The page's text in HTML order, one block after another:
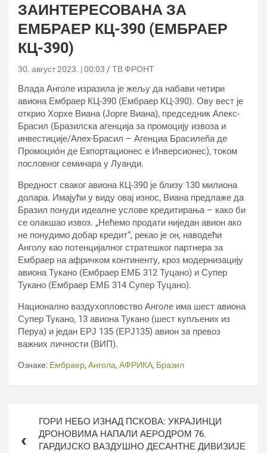
ЗАИНТЕРЕСОВАНА ЗА
ЕМБРАЕР КЦ-390 (ЕМБРАЕР
КЦ-390)
30. август 2023. | 00:03 ТВ ФРОНТ
Влада Анголе изразила је жељу да набави четири
авиона Ембраер КЦ-390 (Ембраер КЦ-390). Ову вест је
открио Хорхе Виана (Јорге Виана), председник Апекс-
Брасил (Бразилска агенција за промоцију извоза и
инвестиције/Апеx-Брасил – Агенциа Брасилеñа де
Промоциóн де Еxпортационес е Инверсионес), током
пословног семинара у Луанди.
Вредност сваког авиона КЦ-390 је близу 130 милиона
долара. Имајући у виду овај износ, Виана предлаже да
Бразил понуди идеалне услове кредитирања – како би
се олакшао извоз. „Нећемо продати ниједан авион ако
не понудимо добар кредит“, рекао је он, наводећи
Анголу као потенцијалног стратешког партнера за
Ембраер на афричком континенту, кроз модернизацију
авиона Тукано (Ембраер ЕМБ 312 Туцано) и Супер
Тукано (Ембраер ЕМБ 314 Супер Туцано).
Национално ваздухопловство Анголе има шест авиона
Супер Тукано, 13 авиона Тукано (шест купљених из
Перуа) и један ЕРЈ 135 (ЕРЈ135) авион за превоз
важних личности (ВИП).
Ознаке: Ембраер, Ангола, АФРИКА, Бразил
чланкаГОРИ НЕБО ИЗНАД ПСКОВА: УКРАЈИНЦИ
ДРОНОВИМА НАПАЛИ АЕРОДРОМ 76.
ГАРДИЈСКО ВАЗДУШНО ДЕСАНТНЕ ДИВИЗИЈЕ